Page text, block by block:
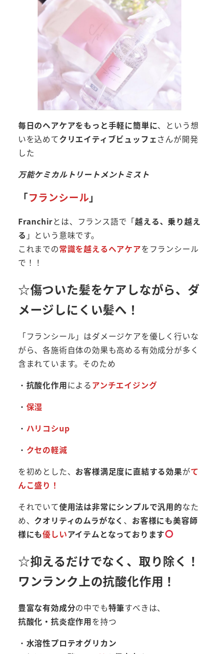
毎日のヘアケアをもっと手軽に簡単に、という想
いを込めてクリエイティブビュッフェ さんが開発
した
万能ケミカルトリートメントミスト
「フランシール」
Franchirとは、フランス語で「越える、乗り越え
る 」という意味です。
これまでの常識を越えるヘアケアをフランシール
で！！
☆傷ついた髪をケアしながら、ダ
メージしにくい髪へ！
「フランシール」はダメージケアを優しく行いな
がら、各施術自体の効果も高める有効成分が多く
含まれています。そのため
・ 抗酸化作用によるアンチエイジング
・ 保湿
・ ハリコシup
・ クセの軽減
を初めとした、 お客様満足度に直結する効果がて
んこ盛り！
それでいて使用法は非常にシンプルで汎用的なた
め、 クオリティのムラがなく 、 お客様にも美容師
様にも優しいアイテムとなっております
☆抑えるだけでなく、取り除く！
ワンランク上の抗酸化作用！
豊富な有効成分の中でも特筆すべきは、
抗酸化・抗炎症作用を持つ
・ 水溶性プロテオグリカン